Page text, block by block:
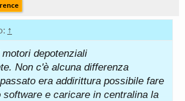
↑
depotenziali
Non c'è alcuna differenza
era addirittura possibile fare
software e caricare in centralina la